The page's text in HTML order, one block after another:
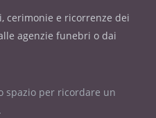
cerimonie e ricorrenze dei
agenzie funebri o dai
spazio per ricordare un